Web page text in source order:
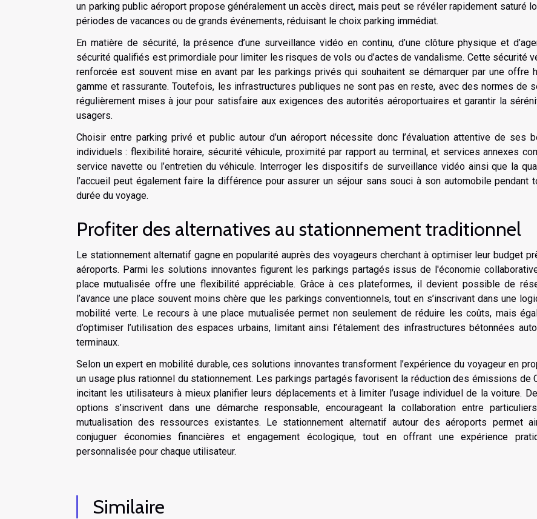
un parking public aéroport propose généralement un accès direct, mais peut se révéler rapidement saturé
périodes de vacances ou de grands événements, réduisant le choix parking immédiat.
En matière de sécurité, la présence d’une surveillance vidéo en continu, d’une clôture physique et
sécurité qualifiés est primordiale pour limiter les risques de vols ou d’actes de vandalisme. Cette sécurité
renforcée est souvent mise en avant par les parkings privés qui souhaitent se démarquer par une offre
gamme et rassurante. Toutefois, les infrastructures publiques ne sont pas en reste, avec des normes de
régulièrement mises à jour pour satisfaire aux exigences des autorités aéroportuaires et garantir la
usagers.
Choisir entre parking privé et public autour d’un aéroport nécessite donc l’évaluation attentive de ses
individuels : flexibilité horaire, sécurité véhicule, proximité par rapport au terminal, et services annexes
service navette ou l’entretien du véhicule. Interroger les dispositifs de surveillance vidéo ainsi que la
l’accueil peut également faire la différence pour assurer un séjour sans souci à son automobile pendant
durée du voyage.
Profiter des alternatives au stationnement traditionnel
Le stationnement alternatif gagne en popularité auprès des voyageurs cherchant à optimiser leur budget
aéroports. Parmi les solutions innovantes figurent les parkings partagés issus de l'économie
place mutualisée offre une flexibilité appréciable. Grâce à ces plateformes, il devient possible de
l’avance une place souvent moins chère que les parkings conventionnels, tout en s’inscrivant dans une
mobilité verte. Le recours à une place mutualisée permet non seulement de réduire les coûts, mais
d’optimiser l’utilisation des espaces urbains, limitant ainsi l’étalement des infrastructures bétonnées
terminaux.
Selon un expert en mobilité durable, ces solutions innovantes transforment l’expérience du voyageur en
un usage plus rationnel du stationnement. Les parkings partagés favorisent la réduction des émissions de
incitant les utilisateurs à mieux planifier leurs déplacements et à limiter l’usage individuel de la voiture.
options s’inscrivent dans une démarche responsable, encourageant la collaboration entre
mutualisation des ressources existantes. Le stationnement alternatif autour des aéroports permet
conjuguer économies financières et engagement écologique, tout en offrant une expérience
personnalisée pour chaque utilisateur.
Similaire